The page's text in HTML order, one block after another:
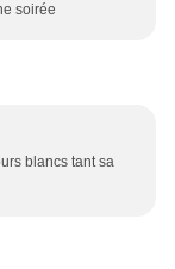
soirée
blancs tant sa